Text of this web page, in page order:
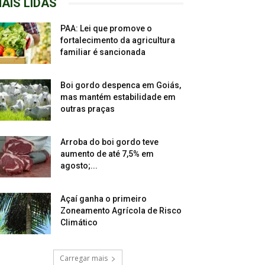
LIDAS
PAA: Lei que promove o
fortalecimento da agricultura
familiar é sancionada
Boi gordo despenca em Goiás,
mas mantém estabilidade em
outras praças
Arroba do boi gordo teve
aumento de até 7,5% em
agosto;...
Açaí ganha o primeiro
Zoneamento Agrícola de Risco
Climático
Carregar mais